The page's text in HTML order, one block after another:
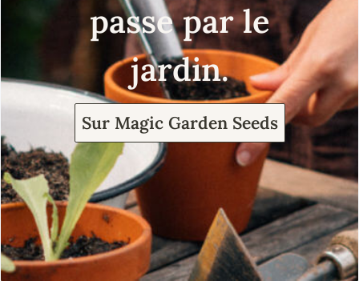
passe par le
jardin.
Sur Magic Garden Seeds